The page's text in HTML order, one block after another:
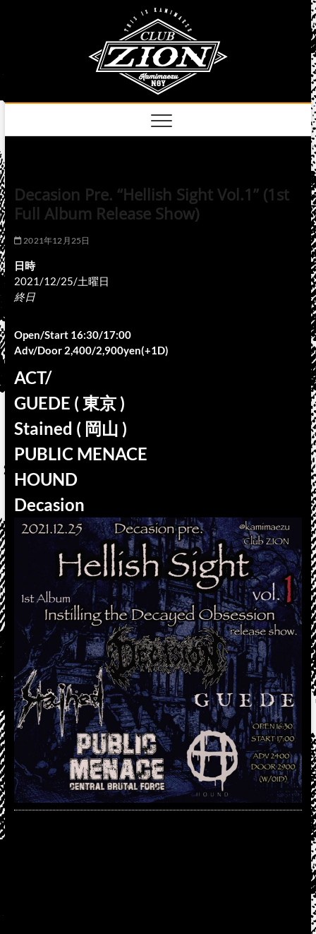
Decasion Pre. “Hellish Sight Vol.1” (1st
Full Album Release Show)
2021年12月25日
日時
2021/12/25/土曜日
終日
Open/Start 16:30/17:00
Adv/Door 2,400/2,900yen(+1D)
ACT/
GUEDE ( 東京 )
Stained ( 岡山 )
PUBLIC MENACE
HOUND
Decasion